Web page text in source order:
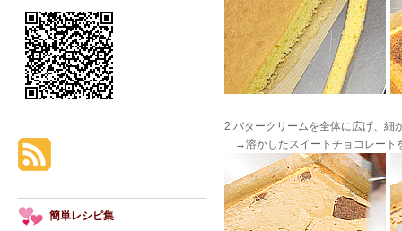
2.バタークリームを全体に広げ、
→溶かしたスイートチョコレート
簡単レシピ集